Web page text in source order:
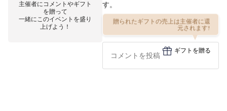
主催者にコメントやギフト
を贈って
一緒にこのイベントを盛り
上げよう！
す。
贈られたギフトの売上は主催者に還
元されます!
ギフトを贈る